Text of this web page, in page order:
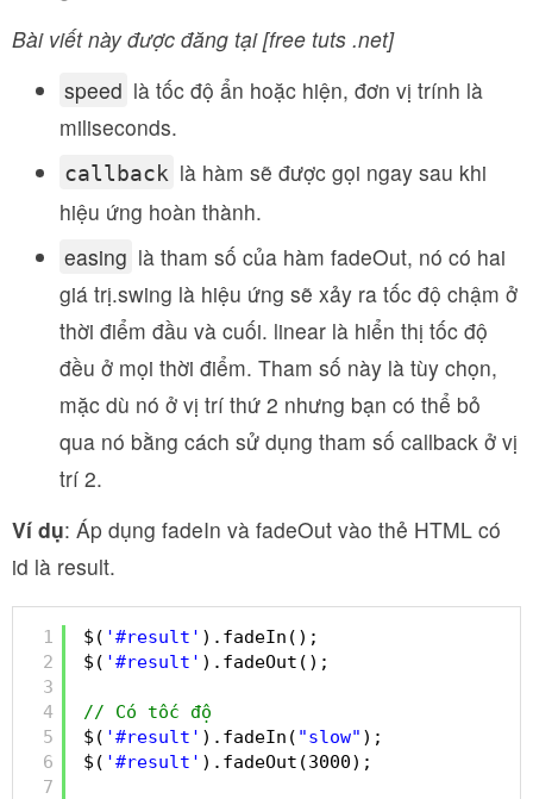
Bài viết này được đăng tại [free tuts .net]
speed là tốc độ ẩn hoặc hiện, đơn vị trính là
miliseconds.
callback là hàm sẽ được gọi ngay sau khi
hiệu ứng hoàn thành.
easing là tham số của hàm fadeOut, nó có hai
giá trị.swing là hiệu ứng sẽ xảy ra tốc độ chậm ở
thời điểm đầu và cuối. linear là hiển thị tốc độ
đều ở mọi thời điểm. Tham số này là tùy chọn,
mặc dù nó ở vị trí thứ 2 nhưng bạn có thể bỏ
qua nó bằng cách sử dụng tham số callback ở vị
trí 2.
Ví dụ: Áp dụng fadeIn và fadeOut vào thẻ HTML có
id là result.
1
2
3
4
5
6
7
$( '#result' ).fadeIn();
$( '#result' ).fadeOut();
// Có tốc độ
$( '#result' ).fadeIn( "slow" );
$( '#result' ).fadeOut(3000);